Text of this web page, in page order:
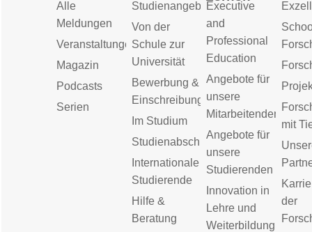
Alle
Meldungen
Veranstaltungen
Magazin
Podcasts
Serien
Studienangebot
Von der
Schule zur
Universität
Bewerbung &
Einschreibung
Im Studium
Studienabschluss
Internationale
Studierende
Hilfe &
Beratung
Executive
and
Professional
Education
Angebote für
unsere
Mitarbeitenden
Angebote für
unsere
Studierenden
Innovation in
Lehre und
Weiterbildung
mit
der